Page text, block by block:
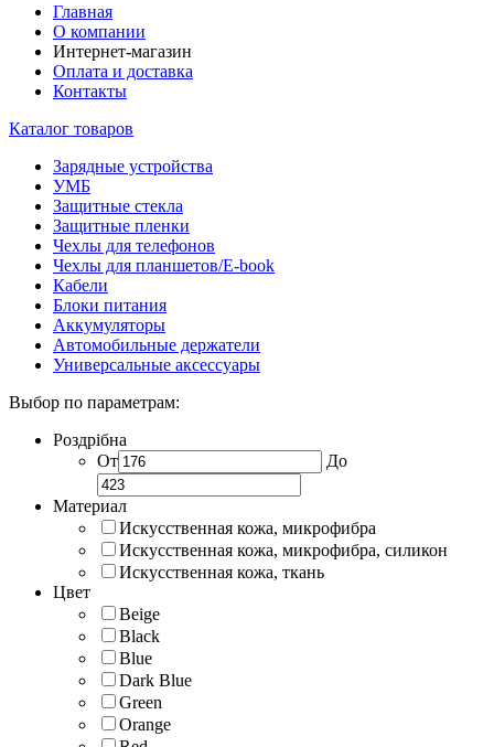
Главная
О компании
Интернет-магазин
Оплата и доставка
Контакты
Каталог товаров
Зарядные устройства
УМБ
Защитные стекла
Защитные пленки
Чехлы для телефонов
Чехлы для планшетов/E-book
Кабели
Блоки питания
Аккумуляторы
Автомобильные держатели
Универсальные аксессуары
Выбор по параметрам:
Роздрібна
От
До
Материал
Искусственная кожа, микрофибра
Искусственная кожа, микрофибра, силикон
Искусственная кожа, ткань
Цвет
Beige
Black
Blue
Dark Blue
Green
Orange